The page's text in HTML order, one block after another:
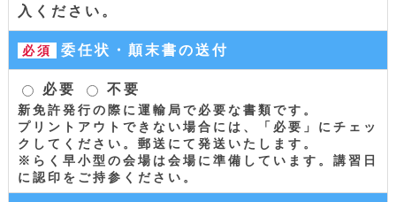
入ください。
必須 委任状・顛末書の送付
必要 不要
新免許発行の際に運輸局で必要な書類です。
プリントアウトできない場合には、「必要」にチェッ
クしてください。郵送にて発送いたします。
※らく早小型の会場は会場に準備しています。講習日
に認印をご持参ください。